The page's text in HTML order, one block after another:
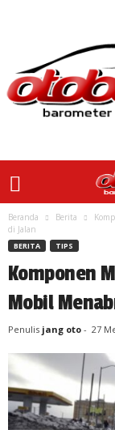
Beranda Berita
di Jalan
BERITA TIPS
Komponen
Mobil
Penulis jang oto - 27